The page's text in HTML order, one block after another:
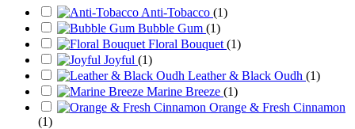
Anti-Tobacco (1)
Bubble Gum (1)
Floral Bouquet (1)
Joyful (1)
Leather & Black Oudh (1)
Marine Breeze (1)
Orange & Fresh Cinnamon
(1)